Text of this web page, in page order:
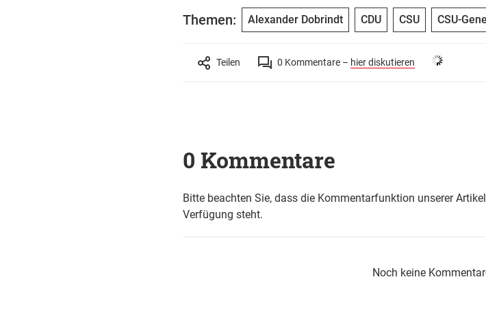
Themen: Alexander Dobrindt CDU CSU CSU-
Teilen 0 Kommentare – hier diskutieren
0 Kommentare
Bitte beachten Sie, dass die Kommentarfunktion unserer
Verfügung steht.
Noch keine